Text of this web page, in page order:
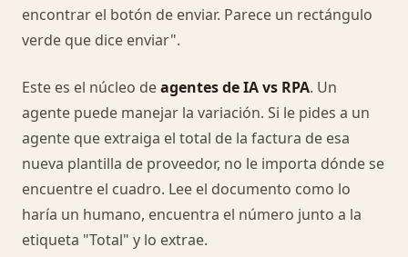
encontrar el botón de enviar. Parece un rectángulo
verde que dice enviar".
Este es el núcleo deagentes de IA vs RPA. Un
agente puede manejar la variación. Si le pides a un
agente que extraiga el total de la factura de esa
nueva plantilla de proveedor, no le importa dónde se
encuentre el cuadro. Lee el documento como lo
haría un humano, encuentra el número junto a la
etiqueta "Total" y lo extrae.